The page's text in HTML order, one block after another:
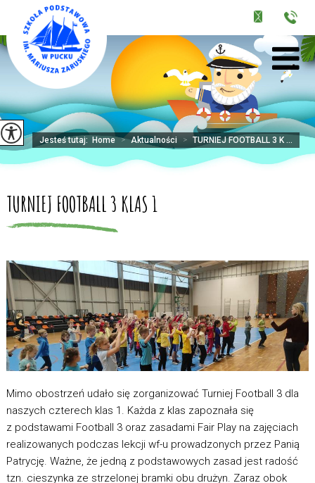
Jesteś tutaj: Home > Aktualności > TURNIEJ FOOTBALL 3 K ...
TURNIEJ FOOTBALL 3 KLAS 1
Mimo obostrzeń udało się zorganizować Turniej Football 3 dla
naszych czterech klas 1. Każda z klas zapoznała się
z podstawami Football 3 oraz zasadami Fair Play na zajęciach
realizowanych podczas lekcji wf-u prowadzonych przez Panią
Patrycję. Ważne, że jedną z podstawowych zasad jest radość
tzn. cieszynka ze strzelonej bramki obu drużyn. Zaraz obok